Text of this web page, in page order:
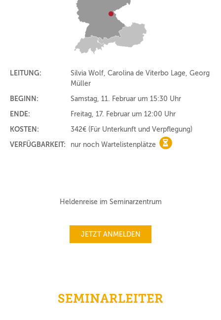
LEITUNG:
Silvia Wolf, Carolina de Viterbo Lage, Georg
Müller
BEGINN:
Samstag, 11. Februar um 15:30 Uhr
ENDE:
Freitag, 17. Februar um 12:00 Uhr
KOSTEN:
342€ (Für Unterkunft und Verpflegung)
VERFÜGBARKEIT:
nur noch Wartelistenplätze nur noch
Heldenreise im Seminarzentrum
JETZT ANMELDEN
SEMINARLEITER